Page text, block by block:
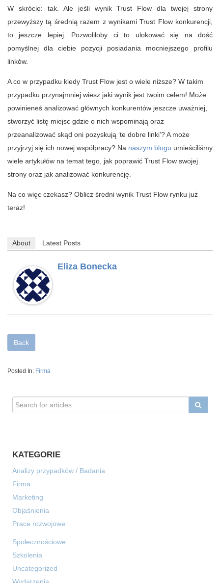
W skrócie: tak. Ale jeśli wynik Trust Flow dla twojej strony
przewyższy tą średnią razem z wynikami Trust Flow konkurencji,
to jeszcze lepiej. Pozwoliłoby ci to ulokować się na dość
pomyślnej dla ciebie pozycji posiadania mocniejszego profilu
linków.
A co w przypadku kiedy Trust Flow jest o wiele niższe? W takim
przypadku przynajmniej wiesz jaki wynik jest twoim celem! Może
powinieneś analizować głównych konkurentów jeszcze uważniej,
stworzyć listę miejsc gdzie o nich wspominają oraz
przeanalizować skąd oni pozyskują ‘te dobre linki’? A może
przyjrzyj się ich nowej współpracy? Na naszym blogu umieściliśmy
wiele artykułów na temat tego, jak poprawić Trust Flow swojej
strony oraz jak analizować konkurencję.
Na co więc czekasz? Oblicz średni wynik Trust Flow rynku już
teraz!
About Latest Posts
Eliza Bonecka
Back
Posted In: Firma
KATEGORIE
Analizy przypadków / Badania
Firma
Marketing
Objaśnienia
Prace rozwojowe
Społecznościowe
Szkolenia
Uncategorized